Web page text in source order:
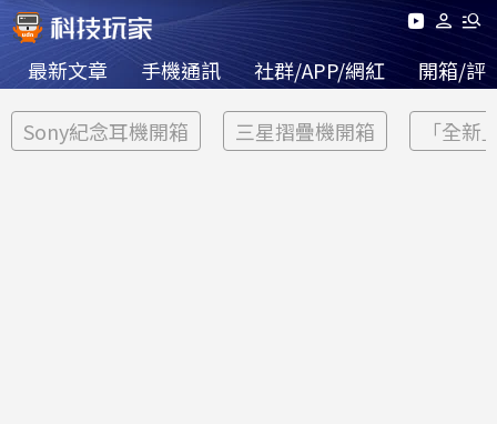
最新文章 手機通訊 社群/APP/網紅 開箱/評
Sony紀念耳機開箱 三星摺疊機開箱 「全新